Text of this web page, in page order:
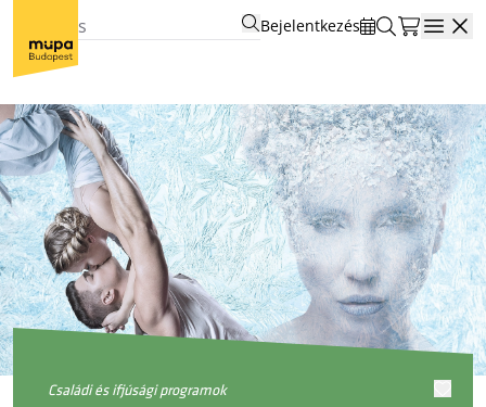
Bejelentkezés
családi és ifjúsági programok